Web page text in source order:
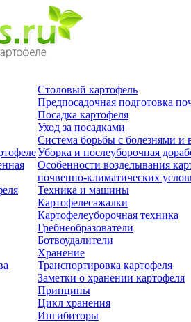
Столовый картофель
Предпосадочная подготовка
Посадка картофеля
Уход за посадками
Система борьбы с болезнями и
Уборка и послеуборочная
Особенности возделывания
почвенно-климатических
Техника и машины
Картофелесажалки
Картофелеуборочная техника
Гребнеобразователи
Ботвоудалители
Хранение
Транспортировка картофеля
Заметки о хранении картофеля
Принципы
Цикл хранения
Ингибиторы